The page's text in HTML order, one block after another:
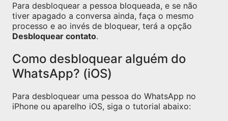
Para desbloquear a pessoa bloqueada, e se não
tiver apagado a conversa ainda, faça o mesmo
processo e ao invés de bloquear, terá a opção
Desbloquear contato.
Como desbloquear alguém do
WhatsApp? (iOS)
Para desbloquear uma pessoa do WhatsApp no
iPhone ou aparelho iOS, siga o tutorial abaixo: